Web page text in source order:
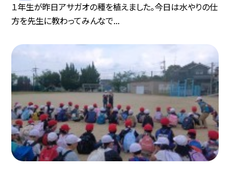
１年生が昨日アサガオの種を植えました。今日は水やりの仕
方を先生に教わってみんなで...